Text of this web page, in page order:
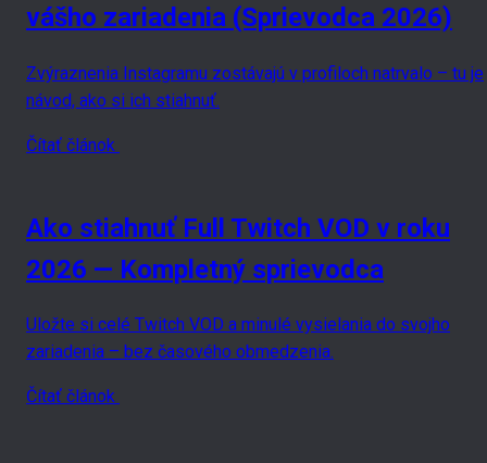
vášho zariadenia (Sprievodca 2026)
Zvýraznenia Instagramu zostávajú v profiloch natrvalo – tu je
návod, ako si ich stiahnuť.
Čítať článok
Ako stiahnuť Full Twitch VOD v roku
2026 — Kompletný sprievodca
Uložte si celé Twitch VOD a minulé vysielania do svojho
zariadenia – bez časového obmedzenia.
Čítať článok